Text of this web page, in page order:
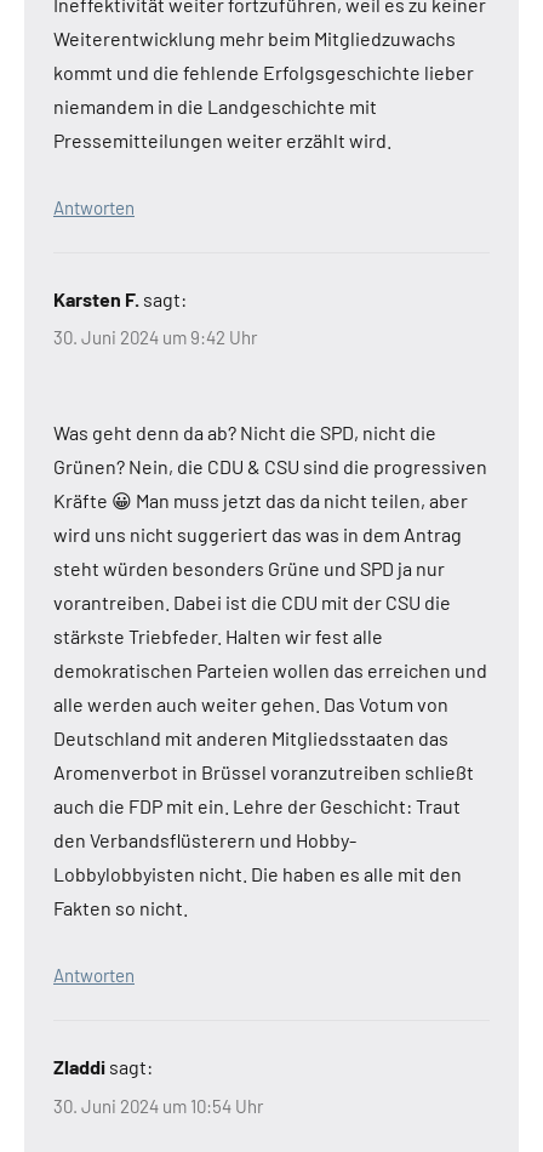
Weiterentwicklung mehr beim Mitgliedzuwachs
kommt und die fehlende Erfolgsgeschichte lieber
niemandem in die Landgeschichte mit
Pressemitteilungen weiter erzählt wird.
Antworten
Karsten F. sagt:
30. Juni 2024 um 9:42 Uhr
Was geht denn da ab? Nicht die SPD, nicht die
Grünen? Nein, die CDU & CSU sind die progressiven
Kräfte 😀 Man muss jetzt das da nicht teilen, aber
wird uns nicht suggeriert das was in dem Antrag
steht würden besonders Grüne und SPD ja nur
vorantreiben. Dabei ist die CDU mit der CSU die
stärkste Triebfeder. Halten wir fest alle
demokratischen Parteien wollen das erreichen und
alle werden auch weiter gehen. Das Votum von
Deutschland mit anderen Mitgliedsstaaten das
Aromenverbot in Brüssel voranzutreiben schließt
auch die FDP mit ein. Lehre der Geschicht: Traut
den Verbandsflüsterern und Hobby-
Lobbylobbyisten nicht. Die haben es alle mit den
Fakten so nicht.
Antworten
Zladdi sagt:
30. Juni 2024 um 10:54 Uhr